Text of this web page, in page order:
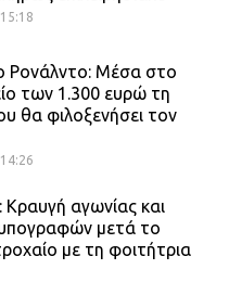
Ρονάλντο: Μέσα στο
των 1.300 ευρώ τη
θα φιλοξενήσει τον
Κραυγή αγωνίας και
μετά το
με τη φοιτήτρια